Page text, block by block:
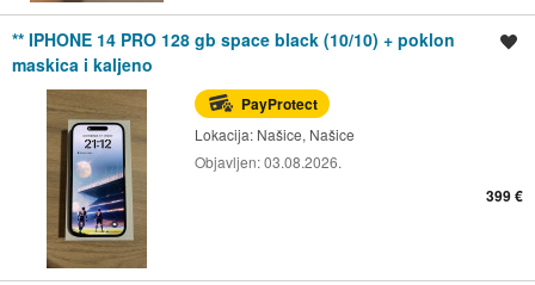
** IPHONE 14 PRO 128 gb space black (10/10) + poklon
maskica i kaljeno
PayProtect
Lokacija: Našice, Našice
Objavljen:03.08.2026.
399 €